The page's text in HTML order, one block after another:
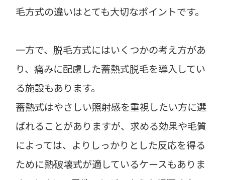
毛方式の違いはとても大切なポイントです。
一方で、脱毛方式にはいくつかの考え方があ
り、痛みに配慮した蓄熱式脱毛を導入してい
る施設もあります。
蓄熱式はやさしい照射感を重視したい方に選
ばれることがありますが、求める効果や毛質
によっては、よりしっかりとした反応を得る
ために熱破壊式が適しているケースもありま